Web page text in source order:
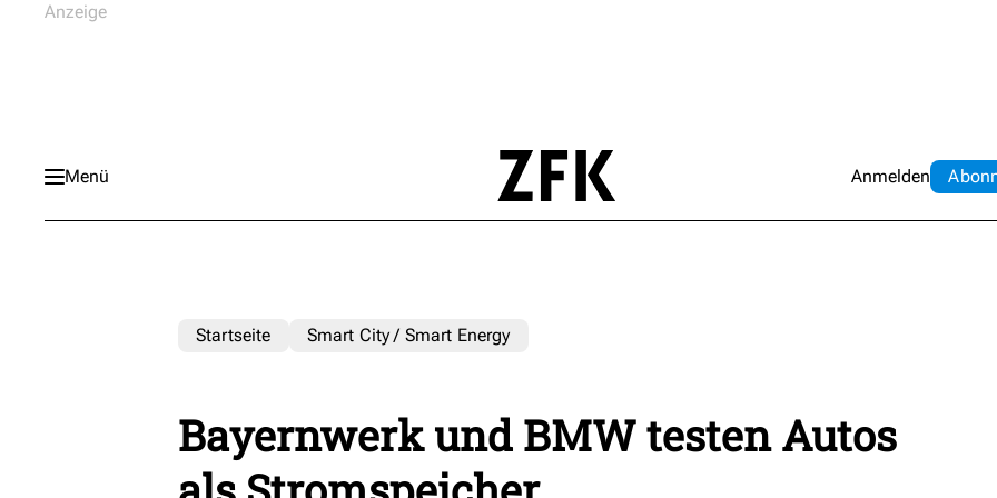
Menü Anmelden Abo
Startseite Smart City / Smart Energy
Bayernwerk und BMW testen Autos